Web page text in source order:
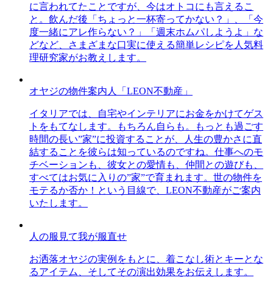
に言われてたことですが、今はオトコにも言えるこ
と。飲んだ後「ちょっと一杯寄ってかない？」、「今
度一緒にアレ作らない？」「週末ホムパしようよ」な
どなど、さまざまな口実に使える簡単レシピを人気料
理研究家がお教えします。
オヤジの物件案内人「LEON不動産」
イタリアでは、自宅やインテリアにお金をかけてゲス
トをもてなします。もちろん自らも。もっとも過ごす
時間の長い”家”に投資することが、人生の豊かさに直
結することを彼らは知っているのですね。仕事へのモ
チベーションも、彼女との愛情も、仲間との遊びも、
すべてはお気に入りの”家”で育まれます。世の物件を
モテるか否か！という目線で、LEON不動産がご案内
いたします。
人の服見て我が服直せ
お洒落オヤジの実例をもとに、着こなし術とキーとな
るアイテム、そしてその演出効果をお伝えします。